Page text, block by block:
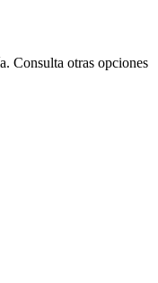
Consulta otras opciones